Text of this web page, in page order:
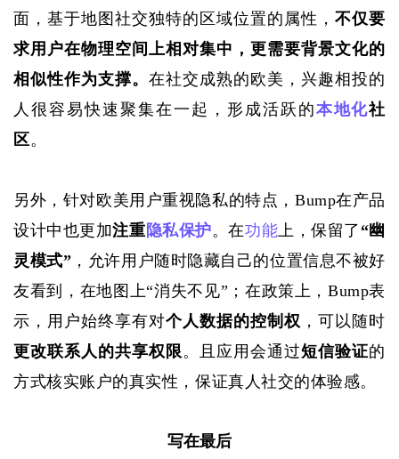
面，基于地图社交独特的区域位置的属性，不仅要
求用户在物理空间上相对集中，更需要背景文化的
相似性作为支撑。在社交成熟的欧美，兴趣相投的
人很容易快速聚集在一起，形成活跃的本地化社
区。
另外，针对欧美用户重视隐私的特点，Bump在产品
设计中也更加注重 隐私保护。在功能上，保留了 “幽
灵模式” ，允许用户随时隐藏自己的位置信息不被好
友看到，在地图上“消失不见”；在政策上，Bump表
示，用户始终享有对个人数据的控制权 ，可以随时
更改联系人的共享权限。且应用会通过短信验证的
方式核实账户的真实性，保证真人社交的体验感。
写在最后